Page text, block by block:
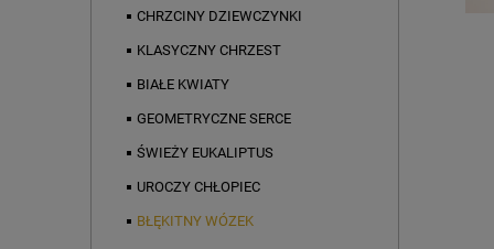
CHRZCINY DZIEWCZYNKI
KLASYCZNY CHRZEST
BIAŁE KWIATY
GEOMETRYCZNE SERCE
ŚWIEŻY EUKALIPTUS
UROCZY CHŁOPIEC
BŁĘKITNY WÓZEK